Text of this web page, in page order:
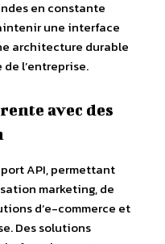
en constante
une interface
architecture durable
l’entreprise.
avec des
API, permettant
marketing, de
d’e-commerce et
Des solutions